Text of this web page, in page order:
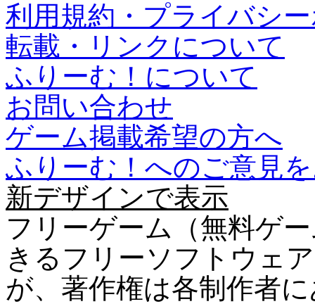
利用規約・プライバシ
転載・リンクについて
ふりーむ！について
お問い合わせ
ゲーム掲載希望の方へ
ふりーむ！へのご意見
新デザインで表示
フリーゲーム（無料ゲ
きるフリーソフトウェ
が、著作権は各制作者